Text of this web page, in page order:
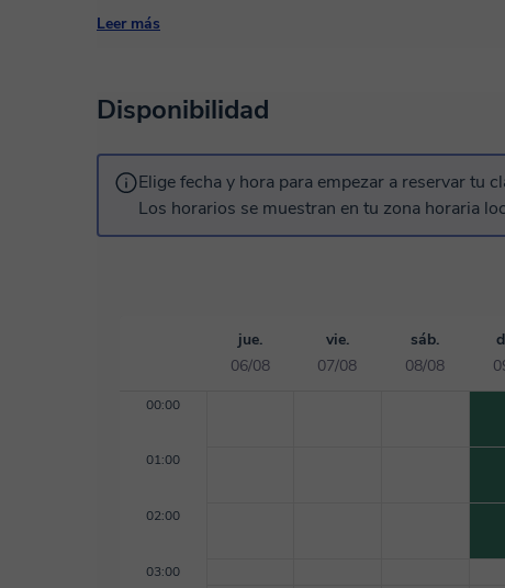
desean fortalecer sus habilidades digitales. He participado en proyectos de diseño
recién inician o buscan perfeccionar su dominio de
estudiante.
Leer más
Disponibilidad
Elige fecha y hora para empezar a reservar tu
Los horarios se muestran en tu zona horaria
jue.
06/08
vie.
07/08
sáb.
08/08
00:00
01:00
02:00
03:00